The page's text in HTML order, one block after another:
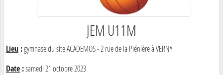
JEM U11M
Lieu :gymnase du site ACADEMOS - 2 rue de la Plénière à VERNY
Date :samedi 21 octobre 2023